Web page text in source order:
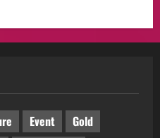
Event
Gold